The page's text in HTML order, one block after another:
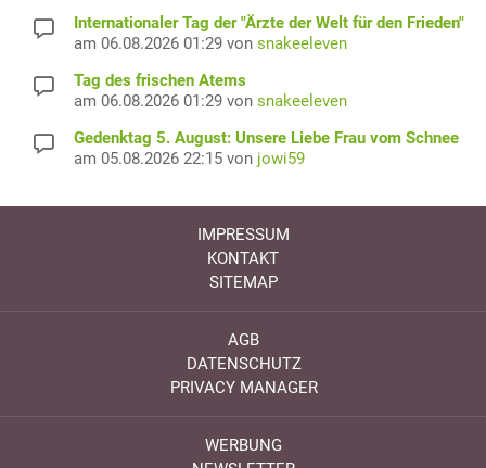
Internationaler Tag der "Ärzte der Welt für den Frieden"
am 06.08.2026 01:29 von snakeeleven
Tag des frischen Atems
am 06.08.2026 01:29 von snakeeleven
Gedenktag 5. August: Unsere Liebe Frau vom Schnee
am 05.08.2026 22:15 von jowi59
IMPRESSUM
KONTAKT
SITEMAP
AGB
DATENSCHUTZ
PRIVACY MANAGER
WERBUNG